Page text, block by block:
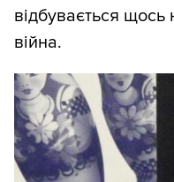
відбувається
війна.